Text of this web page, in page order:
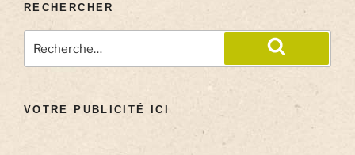
RECHERCHER
VOTRE PUBLICITÉ ICI